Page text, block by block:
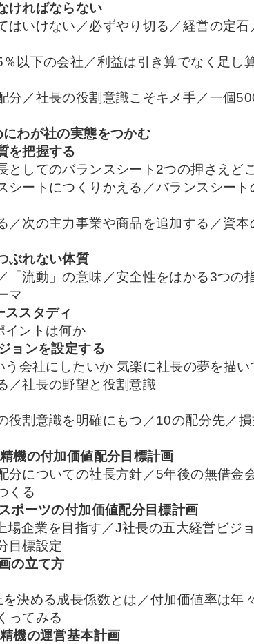
ければならない
はいけない／必ずやり切る／経営の定
以下の会社／利益は引き算でなく足し
分／社長の役割意識こそキメ手／一個
わが社の実態をつかむ
を把握する
としてのバランスシート2つの押さえど
シートにつくりかえる／バランスシー
／次の主力事業や商品を追加する／資
ぶれない体質
「流動」の意味／安全性をはかる3つの
マ
ススタディ
イントは何か
ョンを設定する
う会社にしたいか 気楽に社長の夢を描
／社長の野望と役割意識
役割意識を明確にもつ／10の配分先／
機の付加価値配分目標計画
分についての社長方針／5年後の無借金
くる
ポーツの付加価値配分目標計画
場企業を目指す／J社長の五大経営ビジ
目標設定
の立て方
決める成長係数とは／付加価値率は年
ってみる
機の運営基本計画